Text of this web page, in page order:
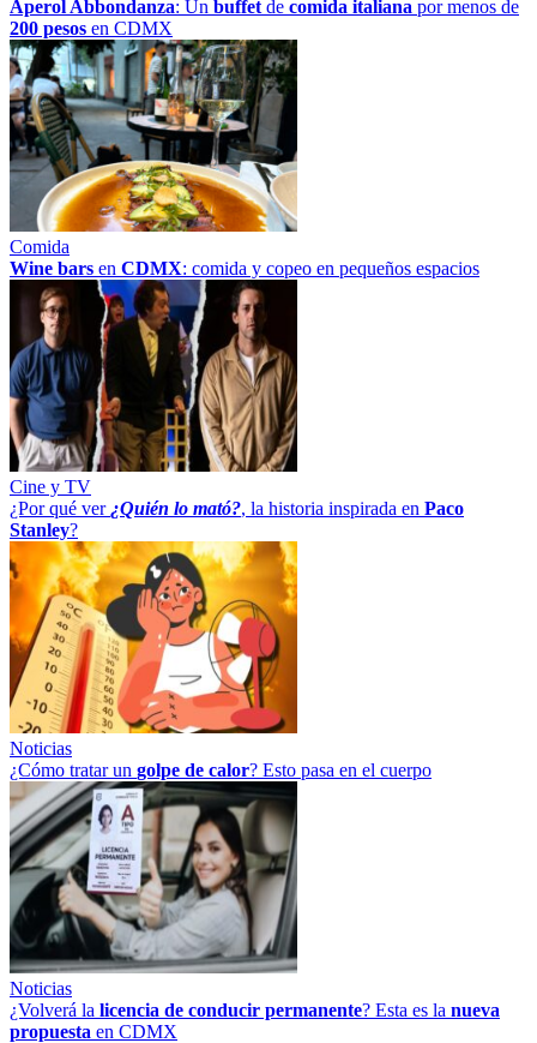
Aperol Abbondanza: Un buffet de comida italiana por menos de
200 pesos en CDMX
Comida
Wine bars en CDMX: comida y copeo en pequeños espacios
Cine y TV
¿Por qué ver ¿Quién lo mató?, la historia inspirada en Paco
Stanley?
Noticias
¿Cómo tratar un golpe de calor? Esto pasa en el cuerpo
Noticias
¿Volverá la licencia de conducir permanente? Esta es la nueva
propuesta en CDMX